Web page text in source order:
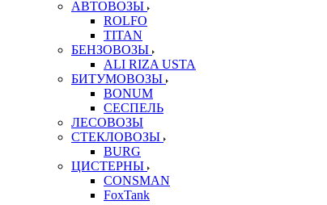
АВТОВОЗЫ
ROLFO
TITAN
БЕНЗОВОЗЫ
ALI RIZA USTA
БИТУМОВОЗЫ
BONUM
СЕСПЕЛЬ
ЛЕСОВОЗЫ
СТЕКЛОВОЗЫ
BURG
ЦИСТЕРНЫ
CONSMAN
FoxTank